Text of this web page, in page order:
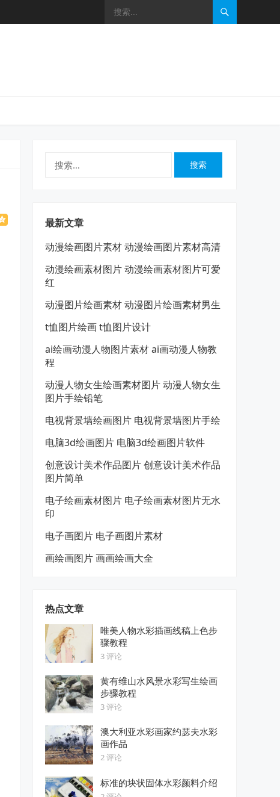
最新文章
动漫绘画图片素材 动漫绘画图片素材高清
动漫绘画素材图片 动漫绘画素材图片可爱
红
动漫图片绘画素材 动漫图片绘画素材男生
t恤图片绘画 t恤图片设计
ai绘画动漫人物图片素材 ai画动漫人物教
程
动漫人物女生绘画素材图片 动漫人物女生
图片手绘铅笔
电视背景墙绘画图片 电视背景墙图片手绘
电脑3d绘画图片 电脑3d绘画图片软件
创意设计美术作品图片 创意设计美术作品
图片简单
电子绘画素材图片 电子绘画素材图片无水
印
电子画图片 电子画图片素材
画绘画图片 画画绘画大全
热点文章
唯美人物水彩插画线稿上色步
骤教程
3 评论
黄有维山水风景水彩写生绘画
步骤教程
3 评论
澳大利亚水彩画家约瑟夫水彩
画作品
2 评论
标准的块状固体水彩颜料介绍